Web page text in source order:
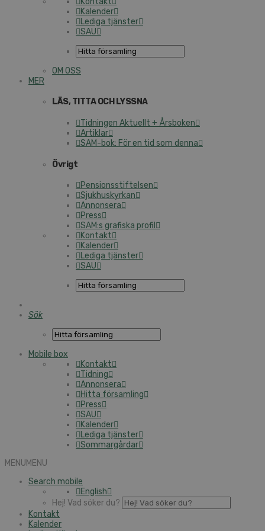
Kalender
Lediga tjänster
SAU
OM OSS
MER
LÄS, TITTA OCH LYSSNA
Tidningen Aktuellt + Årsboken
Artiklar
SAM-bok: För en tid som denna
Övrigt
Pensionsstiftelsen
Sjukhuskyrkan
Annonsera
Press
SAM:s grafiska profil
Kontakt
Kalender
Lediga tjänster
SAU
Sök
Mobile box
Kontakt
Tidning
Annonsera
Hitta församling
Press
SAU
Kalender
Lediga tjänster
Sommargårdar
MENUMENU
Search mobile
English
Hej! Vad söker du?
Kontakt
Kalender